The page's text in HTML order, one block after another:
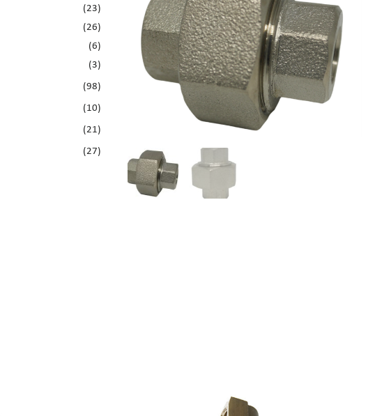
(23)
(26)
(6)
(3)
(98)
(10)
(21)
(27)